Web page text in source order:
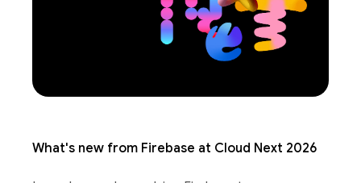
What's new from Firebase at Cloud Next 2026